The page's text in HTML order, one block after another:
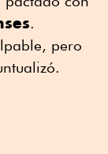
.
pero